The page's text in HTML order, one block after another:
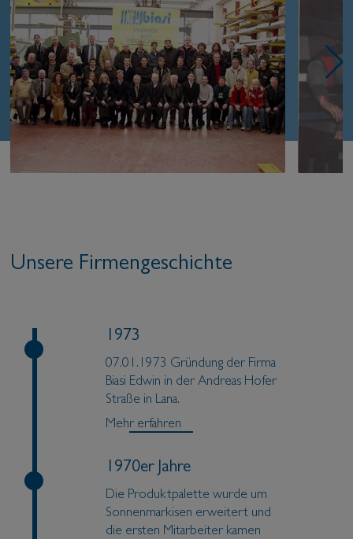
Unsere Firmengeschichte
1973
07.01.1973 Gründung der Firma
Biasi Edwin in der Andreas Hofer
Straße in Lana.
Mehr erfahren
1970er Jahre
Die Produktpalette wurde um
Sonnenmarkisen erweitert und
die ersten Mitarbeiter kamen